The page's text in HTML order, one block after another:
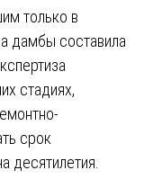
только в
дамбы составила
стадиях,
срок
десятилетия.